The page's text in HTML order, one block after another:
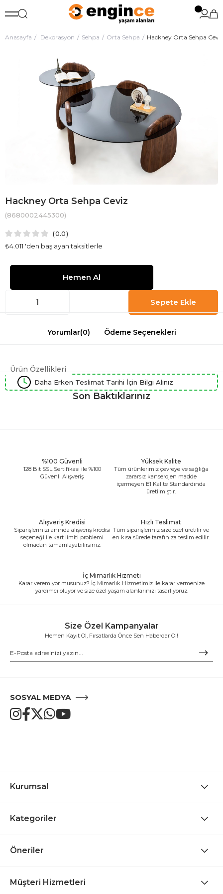
Anasayfa Dekorasyon Sehpa Orta Sehpa Hackney Orta Sehpa
Hackney Orta Sehpa Ceviz
(8680002445300)
0.0
₺4.011 'den başlayan taksitlerle
Yorumlar(0) Ödeme Seçenekleri
Ürün Özellikleri
Daha Erken Teslimat Tarihi İçin Bilgi Alınız
Son Baktıklarınız
%100 Güvenli
128 Bit SSL Sertifikası ile %100
Güvenli Alışveriş
Yüksek Kalite
Tüm ürünlerimiz çevreye ve sağlığa
zararsız kanserojen madde
içermeyen E1 Kalite Standardında
üretilmiştir.
Alışveriş Kredisi
Siparişlerinizi anında alışveriş kredisi
seçeneği ile kart limiti problemi
olmadan tamamlayabilirsiniz.
Hızlı Teslimat
Tüm siparişleriniz size özel üretilir ve
en kısa sürede tarafınıza teslim edilir.
İç Mimarlık Hizmeti
Karar veremiyor musunuz? İç Mimarlık Hizmetimiz ile karar vermenize
yardımcı oluyor ve size özel yaşam alanlarınızı tasarlıyoruz.
Size Özel Kampanyalar
Hemen Kayıt Ol, Fırsatlarda Önce Sen Haberdar Ol!
SOSYAL MEDYA
Kurumsal
Kategoriler
Öneriler
Müşteri Hizmetleri